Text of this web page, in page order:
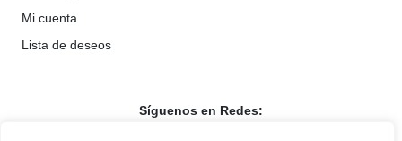
Mi cuenta
Lista de deseos
Síguenos en Redes: